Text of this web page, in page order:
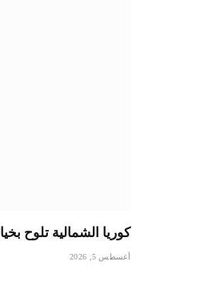
كوريا الشمالية تلوح
أغسطس 5, 2026